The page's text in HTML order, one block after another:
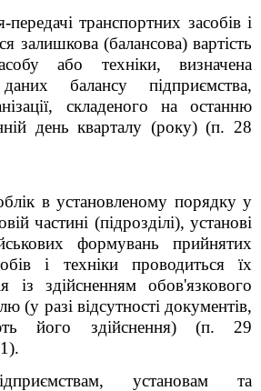
транспортних засобів і
залишкова (балансова) вартість
або техніки, визначена
балансу підприємства,
складеного на останню
день кварталу (року) (п. 28
в установленому порядку у
частині (підрозділі), установі
формувань прийнятих
і техніки проводиться їх
із здійсненням обов'язкового
(у разі відсутності документів,
його здійснення) (п. 29
установам та